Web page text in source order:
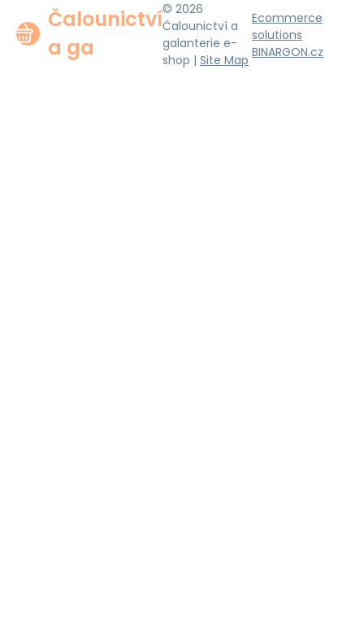
Čalounictví
a ga
© 2026
Čalounictví a
galanterie e-
shop | Site Map
Ecommerce
solutions
BINARGON.cz